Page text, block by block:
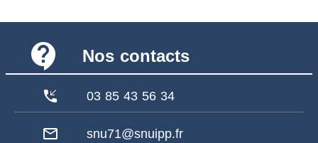
contact_support Nos contacts
phone_callback 03 85 43 56 34
mail_outline snu71@snuipp.fr